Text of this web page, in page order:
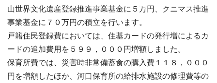
山世界文化遺産登録推進事業基金に５万円、クニマス推進
事業基金に７０万円の積立を行います。
戸籍住民登録費においては、住基カードの発行増によるカ
ードの追加費用を５９９，０００円増額しました。
保育所費では、災害時非常備蓄食の購入費１１８，０００
円を増額したほか、河口保育所の給排水施設の修理費等の